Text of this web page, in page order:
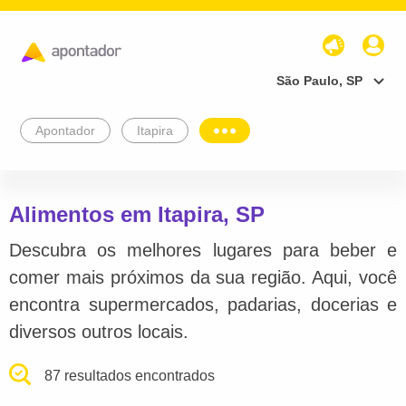
São Paulo, SP
Apontador Itapira
Alimentos em Itapira, SP
Descubra os melhores lugares para beber e
comer mais próximos da sua região. Aqui, você
encontra supermercados, padarias, docerias e
diversos outros locais.
87 resultados encontrados